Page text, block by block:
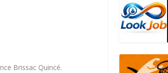
Brissac Quincé.